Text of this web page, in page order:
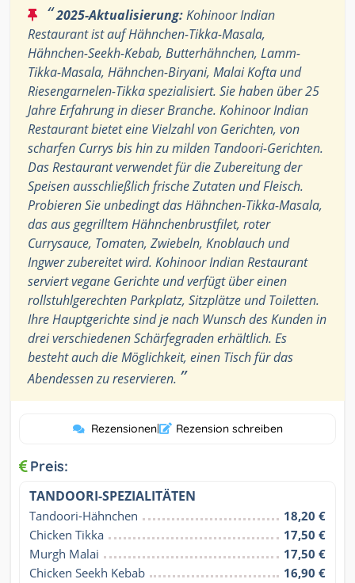
“2025-Aktualisierung:Kohinoor Indian
Restaurant ist auf Hähnchen-Tikka-Masala,
Hähnchen-Seekh-Kebab, Butterhähnchen, Lamm-
Tikka-Masala, Hähnchen-Biryani, Malai Kofta und
Riesengarnelen-Tikka spezialisiert. Sie haben über 25
Jahre Erfahrung in dieser Branche. Kohinoor Indian
Restaurant bietet eine Vielzahl von Gerichten, von
scharfen Currys bis hin zu milden Tandoori-Gerichten.
Das Restaurant verwendet für die Zubereitung der
Speisen ausschließlich frische Zutaten und Fleisch.
Probieren Sie unbedingt das Hähnchen-Tikka-Masala,
das aus gegrilltem Hähnchenbrustfilet, roter
Currysauce, Tomaten, Zwiebeln, Knoblauch und
Ingwer zubereitet wird. Kohinoor Indian Restaurant
serviert vegane Gerichte und verfügt über einen
rollstuhlgerechten Parkplatz, Sitzplätze und Toiletten.
Ihre Hauptgerichte sind je nach Wunsch des Kunden in
drei verschiedenen Schärfegraden erhältlich. Es
besteht auch die Möglichkeit, einen Tisch für das
Abendessen zu reservieren. ”
Rezensionen| Rezension schreiben
Preis:
TANDOORI-SPEZIALITÄTEN
Tandoori-Hähnchen
18,20 €
Chicken Tikka
17,50 €
Murgh Malai
17,50 €
Chicken Seekh Kebab
16,90 €